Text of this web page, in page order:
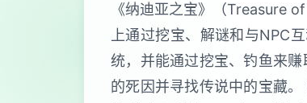
《纳迪亚之宝》（Treasure
上通过挖宝、解谜和与NPC
统，并能通过挖宝、钓鱼来
的死因并寻找传说中的宝藏